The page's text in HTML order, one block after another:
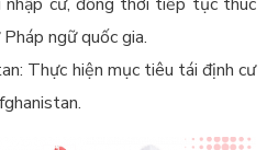
ngữ quốc gia.
Thực hiện mục tiêu tái định cư